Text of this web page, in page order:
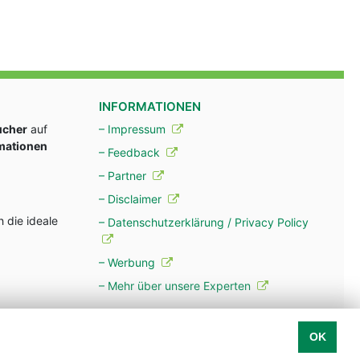
auf
die ideale
INFORMATIONEN
– Impressum
– Feedback
– Partner
– Disclaimer
– Datenschutzerklärung / Privacy Policy
– Werbung
– Mehr über unsere Experten
OK